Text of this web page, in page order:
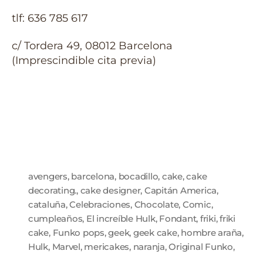
tlf: 636 785 617
c/ Tordera 49, 08012 Barcelona
(Imprescindible cita previa)
avengers, barcelona, bocadillo, cake,cake
decorating., cake designer, Capitán America,
cataluña,Celebraciones, Chocolate, Comic,
cumpleaños, El increíble Hulk, Fondant, friki,friki
cake, Funko pops,geek, geek cake, hombre araña,
Hulk, Marvel, mericakes, naranja,Original Funko,